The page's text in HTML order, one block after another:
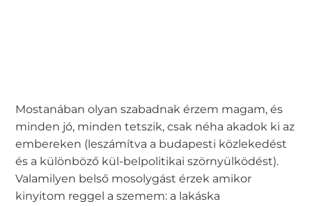
Mostanában olyan szabadnak érzem magam, és
minden jó, minden tetszik, csak néha akadok ki az
embereken (leszámítva a budapesti közlekedést
és a különböző kül-belpolitikai szörnyülködést).
Valamilyen belső mosolygást érzek amikor
kinyitom reggel a szemem: a lakáska